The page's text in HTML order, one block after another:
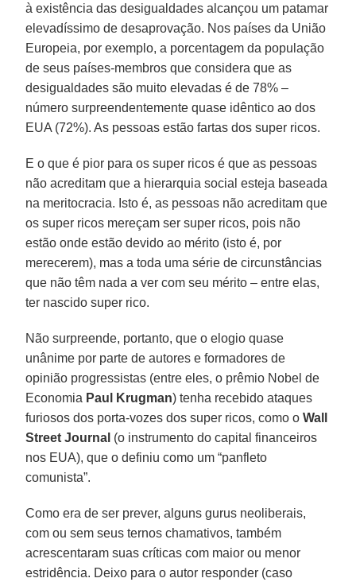
à existência das desigualdades alcançou um patamar
elevadíssimo de desaprovação. Nos países da União
Europeia, por exemplo, a porcentagem da população
de seus países-membros que considera que as
desigualdades são muito elevadas é de 78% –
número surpreendentemente quase idêntico ao dos
EUA (72%). As pessoas estão fartas dos super ricos.
E o que é pior para os super ricos é que as pessoas
não acreditam que a hierarquia social esteja baseada
na meritocracia. Isto é, as pessoas não acreditam que
os super ricos mereçam ser super ricos, pois não
estão onde estão devido ao mérito (isto é, por
merecerem), mas a toda uma série de circunstâncias
que não têm nada a ver com seu mérito – entre elas,
ter nascido super rico.
Não surpreende, portanto, que o elogio quase
unânime por parte de autores e formadores de
opinião progressistas (entre eles, o prêmio Nobel de
Economia Paul Krugman) tenha recebido ataques
furiosos dos porta-vozes dos super ricos, como oWall
Street Journal (o instrumento do capital financeiros
nos EUA), que o definiu como um “panfleto
comunista”.
Como era de ser prever, alguns gurus neoliberais,
com ou sem seus ternos chamativos, também
acrescentaram suas críticas com maior ou menor
estridência. Deixo para o autor responder (caso